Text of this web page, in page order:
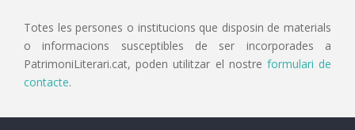
Totes les persones o institucions que disposin de materials
o informacions susceptibles de ser incorporades a
PatrimoniLiterari.cat, poden utilitzar el nostre formulari de
contacte.